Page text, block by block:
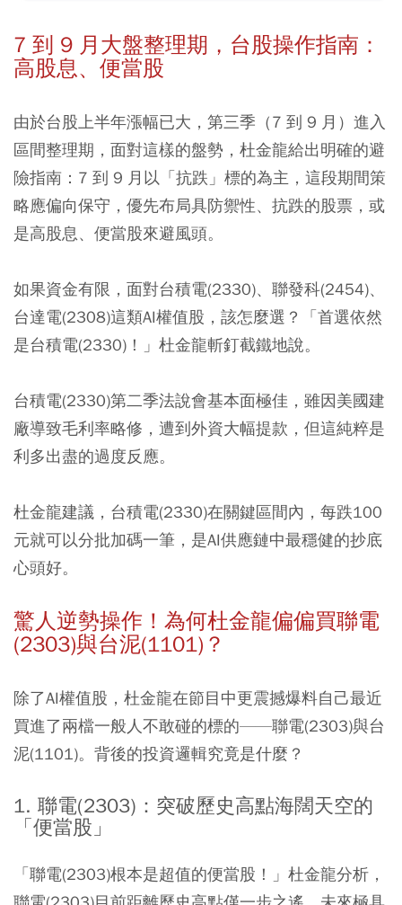
7 到 9 月大盤整理期，台股操作指南：
高股息、便當股
由於台股上半年漲幅已大，第三季（7 到 9 月）進入
區間整理期，面對這樣的盤勢，杜金龍給出明確的避
險指南： 7 到 9 月以「抗跌」標的為主，這段期間策
略應偏向保守，優先布局具防禦性、抗跌的股票，或
是高股息、便當股來避風頭。
如果資金有限，面對台積電(2330)、聯發科(2454)、
台達電(2308)這類AI權值股，該怎麼選？「首選依然
是台積電(2330)！」杜金龍斬釘截鐵地說。
台積電(2330)第二季法說會基本面極佳，雖因美國建
廠導致毛利率略修，遭到外資大幅提款，但這純粹是
利多出盡的過度反應。
杜金龍建議，台積電(2330)在關鍵區間內，每跌100
元就可以分批加碼一筆，是AI供應鏈中最穩健的抄底
心頭好。
驚人逆勢操作！為何杜金龍偏偏買聯電
(2303)與台泥(1101)？
除了AI權值股，杜金龍在節目中更震撼爆料自己最近
買進了兩檔一般人不敢碰的標的——聯電(2303)與台
泥(1101)。背後的投資邏輯究竟是什麼？
1. 聯電(2303)：突破歷史高點海闊天空的
「便當股」
「聯電(2303)根本是超值的便當股！」杜金龍分析，